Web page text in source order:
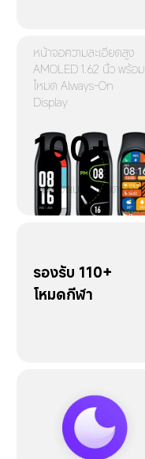
หน้าจอความละเอียดสูง
AMOLED 1.62 นิ้ว พร้อม
โหมด Always-On
Display
100+
หน้าปัดแบบกำหนดเอง
รองรับ 110+
โหมดกีฬา